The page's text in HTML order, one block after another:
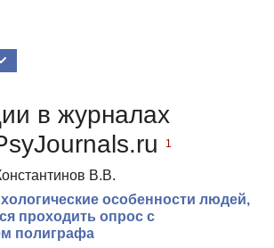
в журналах
1
В.В.
особенности людей,
проходить опрос с
полиграфа